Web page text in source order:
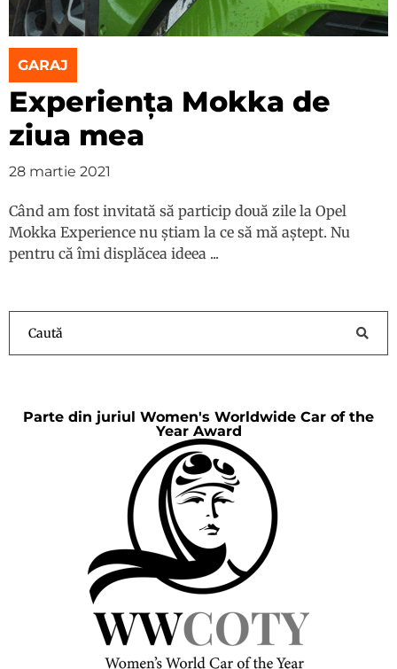
GARAJ
Experiența Mokka de
ziua mea
28 martie 2021
Când am fost invitată să particip două zile la Opel
Mokka Experience nu știam la ce să mă aștept. Nu
pentru că îmi displăcea ideea ...
Parte din juriul Women's Worldwide Car of the
Year Award